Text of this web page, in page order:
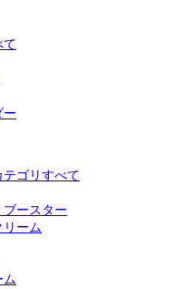
て
ー
ゴリすべて
ースター
リーム
ム